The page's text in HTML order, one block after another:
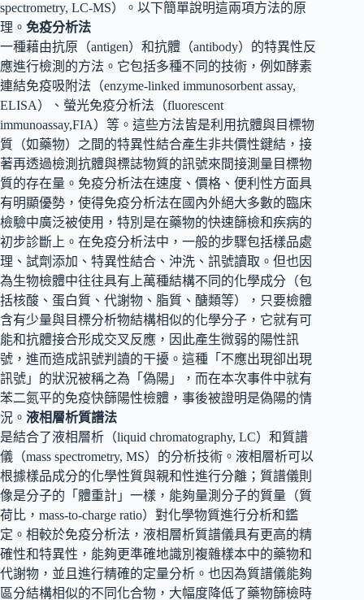
spectrometry, LC-MS）。以下簡單說明這兩項方法的原
理。 免疫分析法
一種藉由抗原（antigen）和抗體（antibody）的特異性反
應進行檢測的方法。它包括多種不同的技術，例如酵素
連結免疫吸附法（enzyme-linked immunosorbent assay,
ELISA）、螢光免疫分析法（fluorescent
immunoassay,FIA）等。這些方法皆是利用抗體與目標物
質（如藥物）之間的特異性結合產生非共價性鍵結，接
著再透過檢測抗體與標誌物質的訊號來間接測量目標物
質的存在量。免疫分析法在速度、價格、便利性方面具
有明顯優勢，使得免疫分析法在國內外絕大多數的臨床
檢驗中廣泛被使用，特別是在藥物的快速篩檢和疾病的
初步診斷上。在免疫分析法中，一般的步驟包括樣品處
理、試劑添加、特異性結合、沖洗、訊號讀取。但也因
為生物檢體中往往具有上萬種結構不同的化學成分（包
括核酸、蛋白質、代謝物、脂質、醣類等），只要檢體
含有少量與目標分析物結構相似的化學分子，它就有可
能和抗體接合形成交叉反應，因此產生微弱的陽性訊
號，進而造成訊號判讀的干擾。這種「不應出現卻出現
訊號」的狀況被稱之為「偽陽」，而在本次事件中就有
苯二氮平的免疫快篩陽性檢體，事後被證明是偽陽的情
況。 液相層析質譜法
是結合了液相層析（liquid chromatography, LC）和質譜
儀（mass spectrometry, MS）的分析技術。液相層析可以
根據樣品成分的化學性質與親和性進行分離；質譜儀則
像是分子的「體重計」一樣，能夠量測分子的質量（質
荷比，mass-to-charge ratio）對化學物質進行分析和鑑
定。相較於免疫分析法，液相層析質譜儀具有更高的精
確性和特異性，能夠更準確地識別複雜樣本中的藥物和
代謝物，並且進行精確的定量分析。也因為質譜儀能夠
區分結構相似的不同化合物，大幅度降低了藥物篩檢時